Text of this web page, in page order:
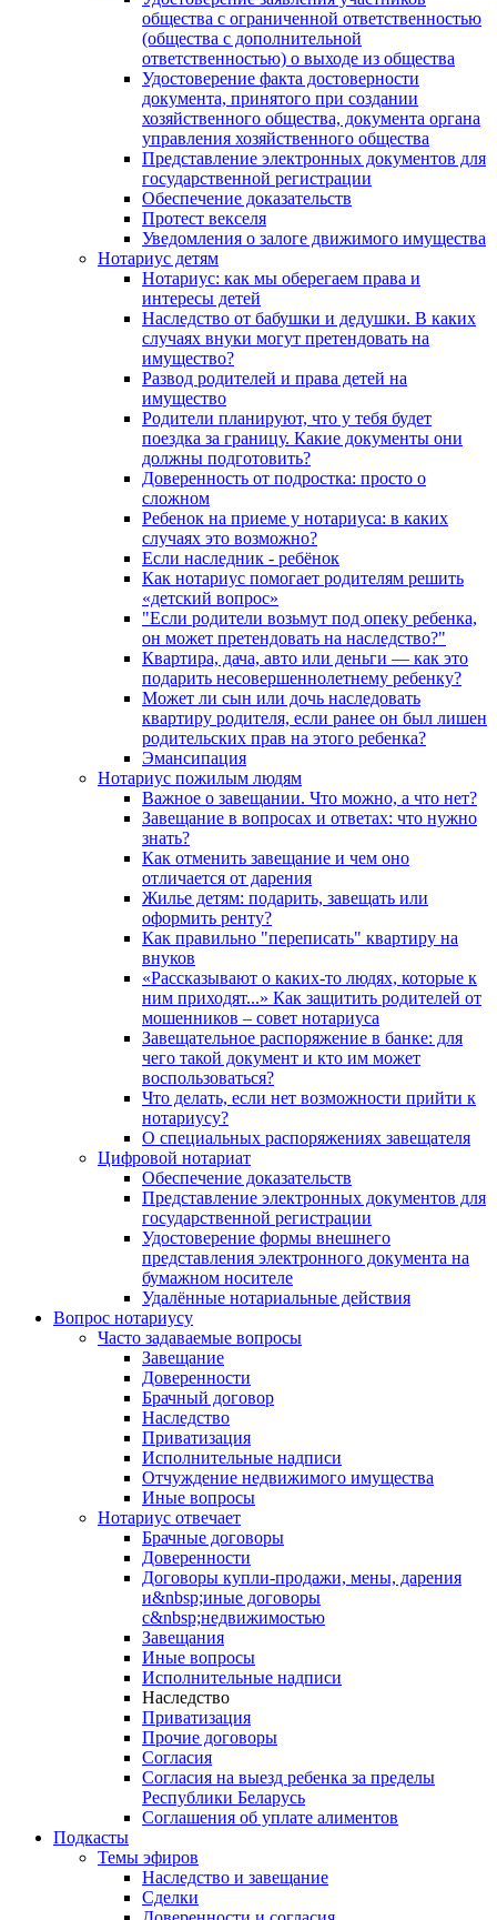
общества с ограниченной ответственностью
(общества с дополнительной
ответственностью) о выходе из общества
Удостоверение факта достоверности
документа, принятого при создании
хозяйственного общества, документа органа
управления хозяйственного общества
Представление электронных документов для
государственной регистрации
Обеспечение доказательств
Протест векселя
Уведомления о залоге движимого имущества
Нотариус детям
Нотариус: как мы оберегаем права и
интересы детей
Наследство от бабушки и дедушки. В каких
случаях внуки могут претендовать на
имущество?
Развод родителей и права детей на
имущество
Родители планируют, что у тебя будет
поездка за границу. Какие документы они
должны подготовить?
Доверенность от подростка: просто о
сложном
Ребенок на приеме у нотариуса: в каких
случаях это возможно?
Если наследник - ребёнок
Как нотариус помогает родителям решить
«детский вопрос»
"Если родители возьмут под опеку ребенка,
он может претендовать на наследство?"
Квартира, дача, авто или деньги — как это
подарить несовершеннолетнему ребенку?
Может ли сын или дочь наследовать
квартиру родителя, если ранее он был лишен
родительских прав на этого ребенка?
Эмансипация
Нотариус пожилым людям
Важное о завещании. Что можно, а что нет?
Завещание в вопросах и ответах: что нужно
знать?
Как отменить завещание и чем оно
отличается от дарения
Жилье детям: подарить, завещать или
оформить ренту?
Как правильно "переписать" квартиру на
внуков
«Рассказывают о каких-то людях, которые к
ним приходят...» Как защитить родителей от
мошенников – совет нотариуса
Завещательное распоряжение в банке: для
чего такой документ и кто им может
воспользоваться?
Что делать, если нет возможности прийти к
нотариусу?
О специальных распоряжениях завещателя
Цифровой нотариат
Обеспечение доказательств
Представление электронных документов для
государственной регистрации
Удостоверение формы внешнего
представления электронного документа на
бумажном носителе
Удалённые нотариальные действия
Вопрос нотариусу
Часто задаваемые вопросы
Завещание
Доверенности
Брачный договор
Наследство
Приватизация
Исполнительные надписи
Отчуждение недвижимого имущества
Иные вопросы
Нотариус отвечает
Брачные договоры
Доверенности
Договоры купли-продажи, мены, дарения
и&nbsp;иные договоры
с&nbsp;недвижимостью
Завещания
Иные вопросы
Исполнительные надписи
Наследство
Приватизация
Прочие договоры
Согласия
Согласия на выезд ребенка за пределы
Республики Беларусь
Соглашения об уплате алиментов
Подкасты
Темы эфиров
Наследство и завещание
Сделки